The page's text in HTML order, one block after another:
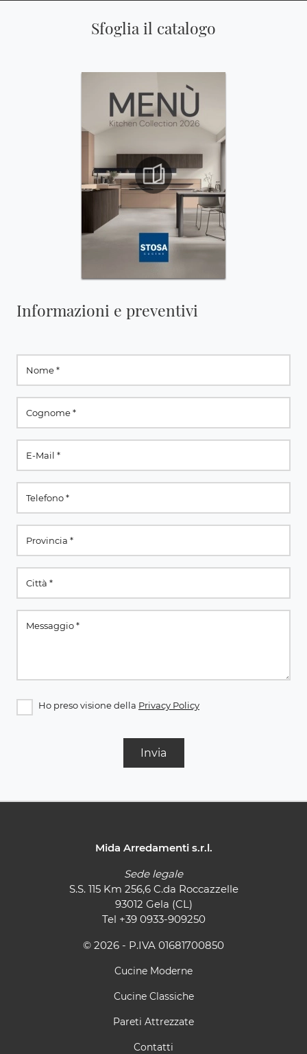
Sfoglia il catalogo
Informazioni e preventivi
Ho preso visione della Privacy Policy
Invia
Mida Arredamenti s.r.l.
Sede legale
S.S. 115 Km 256,6 C.da Roccazzelle
93012 Gela (CL)
Tel +39 0933-909250
© 2026 - P.IVA 01681700850
Cucine Moderne
Cucine Classiche
Pareti Attrezzate
Contatti